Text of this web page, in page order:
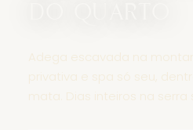
Adega escavada na
privativa e spa só seu,
mata. Dias inteiros na serra